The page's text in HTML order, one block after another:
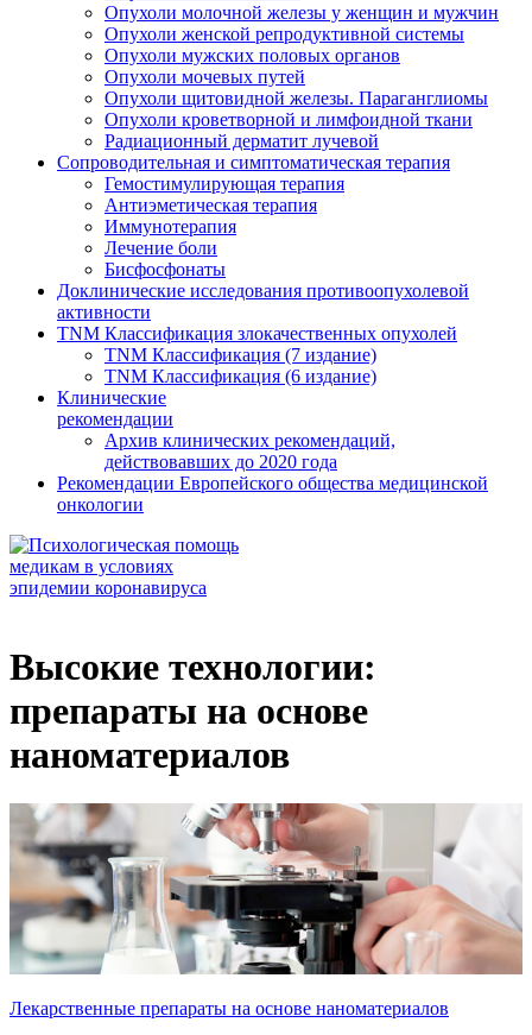
Опухоли молочной железы у женщин и мужчин
Опухоли женской репродуктивной системы
Опухоли мужских половых органов
Опухоли мочевых путей
Опухоли щитовидной железы. Параганглиомы
Опухоли кроветворной и лимфоидной ткани
Радиационный дерматит лучевой
Сопроводительная и симптоматическая терапия
Гемостимулирующая терапия
Антиэметическая терапия
Иммунотерапия
Лечение боли
Бисфосфонаты
Доклинические исследования противоопухолевой
активности
TNM Классификация злокачественных опухолей
TNM Классификация (7 издание)
TNM Классификация (6 издание)
Клинические
рекомендации
Архив клинических рекомендаций,
действовавших до 2020 года
Рекомендации Европейского общества медицинской
онкологии
Высокие технологии:
препараты на основе
наноматериалов
Лекарственные препараты на основе наноматериалов